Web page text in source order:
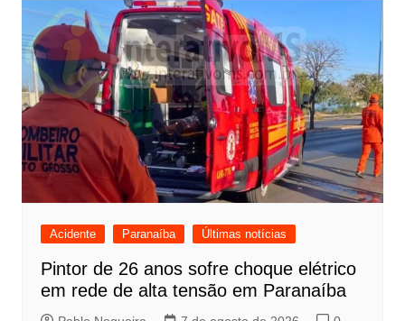
Acidente Paranaíba Últimas notícias
Pintor de 26 anos sofre choque elétrico
em rede de alta tensão em Paranaíba